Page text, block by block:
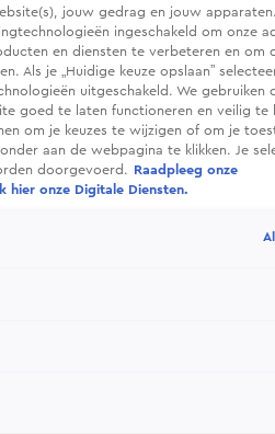
jouw gedrag en jouw apparaten.
ingeschakeld om onze
en diensten te verbeteren en om
Als je „Huidige keuze opslaan”
uitgeschakeld. We gebruiken
goed te laten functioneren en veilig te
om je keuzes te wijzigen of om je
aan de webpagina te klikken. Je
doorgevoerd.
Raadpleeg onze
hier onze Digitale Diensten.